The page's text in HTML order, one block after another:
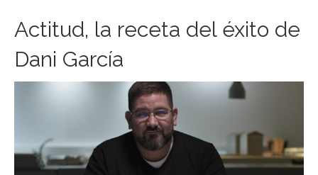
Actitud, la receta del éxito de
Dani García